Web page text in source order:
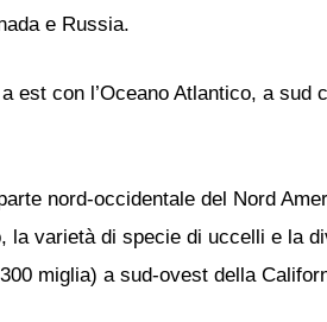
e Russia.
est con l’Oceano Atlantico, a sud
nord-occidentale del Nord
la varietà di specie di uccelli e la
miglia) a sud-ovest della